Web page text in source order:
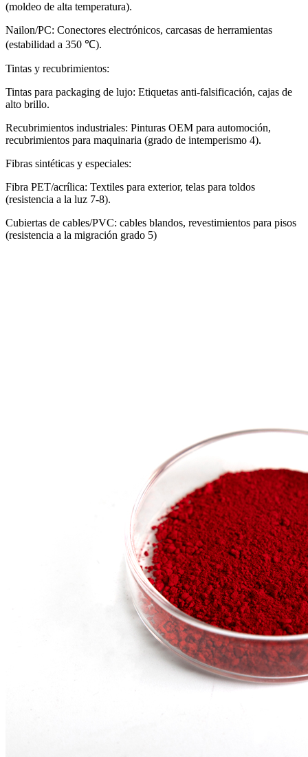
(moldeo de alta temperatura).
Nailon/PC: Conectores electrónicos, carcasas de herramientas
(estabilidad a 350 ℃).
Tintas y recubrimientos:
Tintas para packaging de lujo: Etiquetas anti-falsificación, cajas de
alto brillo.
Recubrimientos industriales: Pinturas OEM para automoción,
recubrimientos para maquinaria (grado de intemperismo 4).
Fibras sintéticas y especiales:
Fibra PET/acrílica: Textiles para exterior, telas para toldos
(resistencia a la luz 7-8).
Cubiertas de cables/PVC: cables blandos, revestimientos para pisos
(resistencia a la migración grado 5)